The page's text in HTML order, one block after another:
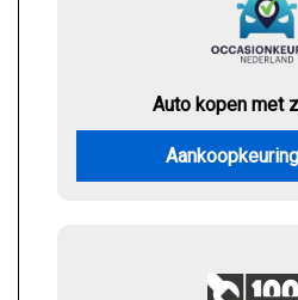
Auto kopen met